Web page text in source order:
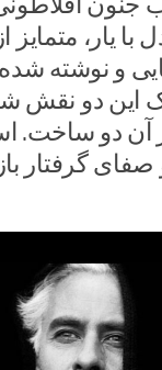
با یار،
و نوشته
این دو
آن دو ساخت.
گرفتار